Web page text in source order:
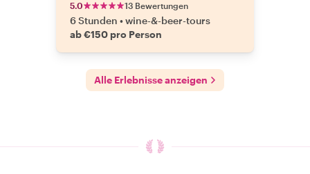
5.0 13 Bewertungen
6 Stunden •wine-&-beer-tours
ab €150 pro Person
Alle Erlebnisse anzeigen